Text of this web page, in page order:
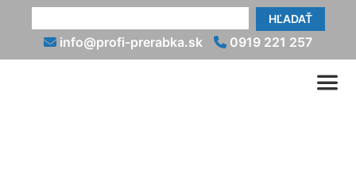
HĽADAŤ
info@profi-prerabka.sk 0919 221 257